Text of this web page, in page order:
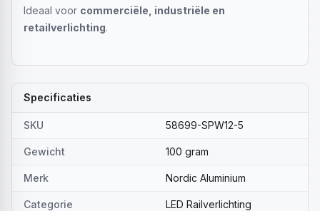
Ideaal voor commerciële, industriële en
retailverlichting.
Specificaties
SKU 58699-SPW12-5
Gewicht 100 gram
Merk Nordic Aluminium
Categorie LED Railverlichting